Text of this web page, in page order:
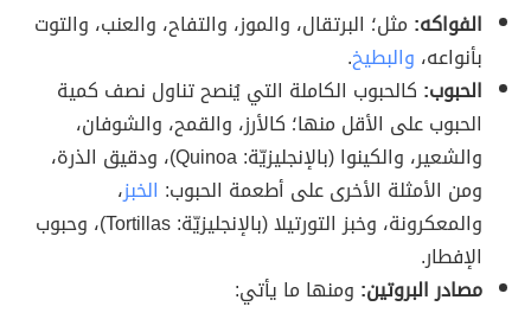
الفواكه: مثل؛ البرتقال، والموز، والتفاح، والعنب، والتوت
بأنواعه، والبطيخ.
الحبوب: كالحبوب الكاملة التي يُنصح تناول نصف كمية
الحبوب على الأقل منها؛ كالأرز، والقمح، والشوفان،
والشعير، والكينوا (بالإنجليزيّة: Quinoa)، ودقيق الذرة،
ومن الأمثلة الأخرى على أطعمة الحبوب: الخبز،
والمعكرونة، وخبز التورتيلا (بالإنجليزيّة: Tortillas)، وحبوب
الإفطار.
مصادر البروتين: ومنها ما يأتي: